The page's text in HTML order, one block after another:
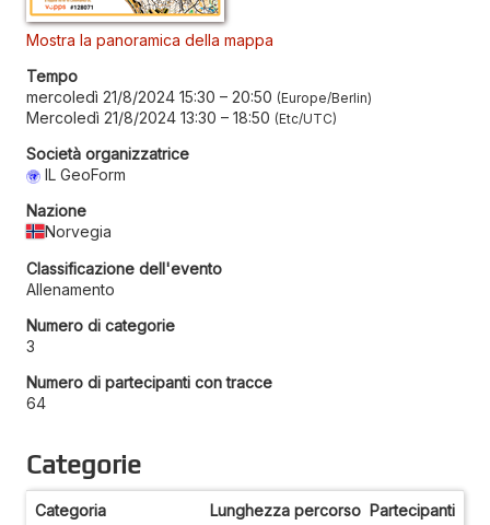
Mostra la panoramica della mappa
Tempo
mercoledì 21/8/2024 15:30 – 20:50 Europe/Berlin
Mercoledì 21/8/2024 13:30 – 18:50 Etc/UTC
Società organizzatrice
IL GeoForm
Nazione
Norvegia
Classificazione dell'evento
Allenamento
Numero di categorie
3
Numero di partecipanti con tracce
64
Categorie
Categoria Lunghezza percorso Partecipanti